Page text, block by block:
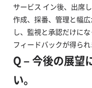
サービス イン後、出席
作成、採番、管理と幅
し、監視と承認だけに
フィードバックが得られ
Q – 今後の展望
い。